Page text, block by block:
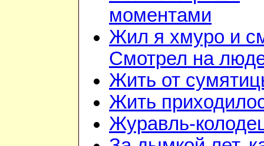
моментами
Жил я хмуро и
Смотрел на
Жить от
Жить
Журавль-